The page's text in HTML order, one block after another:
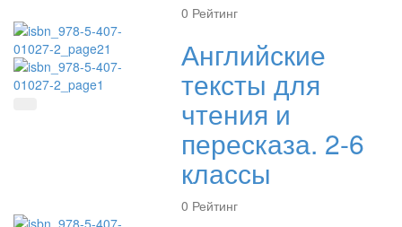
0 Рейтинг
Английские
тексты для
чтения и
пересказа. 2-6
классы
0 Рейтинг